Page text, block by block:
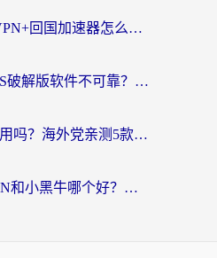
海外党必看：PC VPN+回国加速器怎么选？无缝访问国内资源全攻略
海外党别踩坑！iOS破解版软件不可靠？教你选对回国加速器无缝看国内资源
雷神手游和快喵好用吗？海外党亲测5款回国加速器，附斧牛Bling对比+微信视频号解决办法
海外党纠结ChickCN和小黑牛哪个好？一篇帮你选对回国加速器的实用指南